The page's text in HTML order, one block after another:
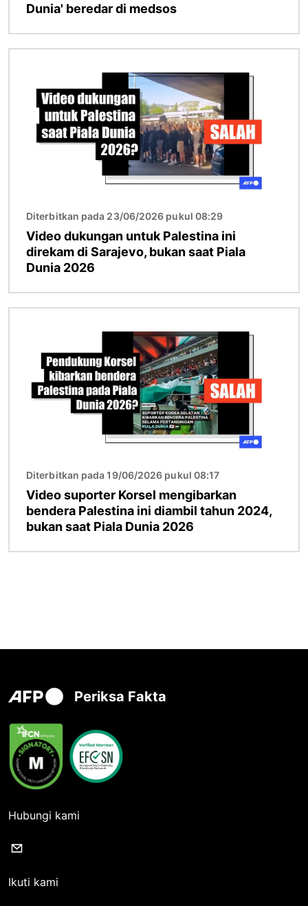
Dunia' beredar di medsos
Diterbitkan pada 23/06/2026 pukul 08:29
Video dukungan untuk Palestina ini
direkam di Sarajevo, bukan saat Piala
Dunia 2026
Diterbitkan pada 19/06/2026 pukul 08:17
Video suporter Korsel mengibarkan
bendera Palestina ini diambil tahun 2024,
bukan saat Piala Dunia 2026
Periksa Fakta
Hubungi kami
Ikuti kami